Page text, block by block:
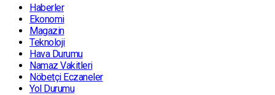
Haberler
Ekonomi
Magazin
Teknoloji
Hava Durumu
Namaz Vakitleri
Nöbetçi Eczaneler
Yol Durumu